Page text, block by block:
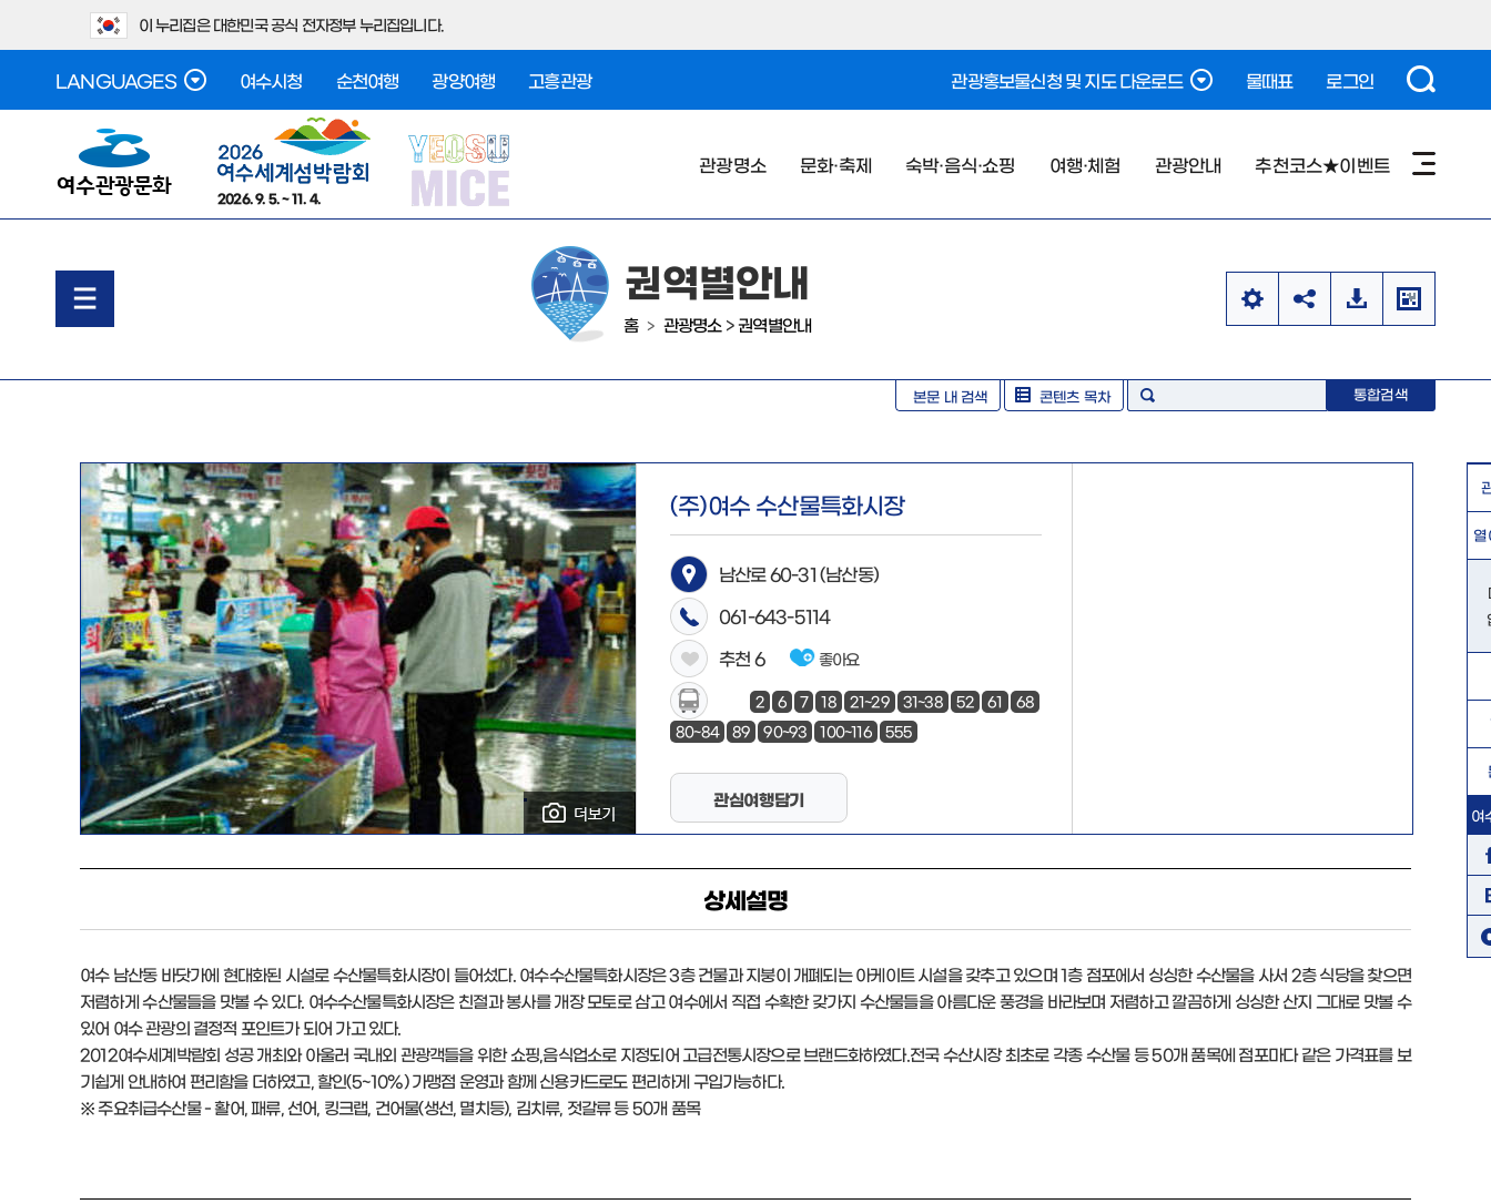
이 누리집은 대한민국 공식 전자정부 누리집입니다.
LANGUAGES 여수시청 순천여행 광양여행 고흥관광 관광홍보물신청 및 지도 다운로드 물때표 로그인
2026. 9. 5. ~ 11. 4.
관광명소 문화·축제 숙박·음식·쇼핑 여행·체험 관광안내 추천코스★이벤트
권역별안내
홈 > 관광명소 >권역별안내
본문 내 검색 콘텐츠 목차 통합검색
(주)여수 수산물특화시장
남산로 60-31 (남산동)
061-643-5114
추천 6 좋아요
2 6 7 18 21~29 31~38 52 61 68
80~84 89 90~93 100~116 555
관심여행담기
상세설명
여수 남산동 바닷가에 현대화된 시설로 수산물특화시장이 들어섰다. 여수수산물특화시장은 3층 건물과 지붕이 개폐되는 아케이트 시설을 갖추고 있으며 1층 점포에서 싱싱한 수산물을 사서 2층 식당을 찾으면
저렴하게 수산물들을 맛볼 수 있다. 여수수산물특화시장은 친절과 봉사를 개장 모토로 삼고 여수에서 직접 수확한 갖가지 수산물들을 아름다운 풍경을 바라보며 저렴하고 깔끔하게 싱싱한 산지 그대로 맛볼 수
있어 여수 관광의 결정적 포인트가 되어 가고 있다.
2012여수세계박람회 성공 개최와 아울러 국내외 관광객들을 위한 쇼핑,음식업소로 지정되어 고급전통시장으로 브랜드화하였다.전국 수산시장 최초로 각종 수산물 등 50개 품목에 점포마다 같은 가격표를 보
기쉽게 안내하여 편리함을 더하였고, 할인(5~10%) 가맹점 운영과 함께 신용카드로도 편리하게 구입가능하다.
※ 주요취급수산물 - 활어, 패류, 선어, 킹크랩, 건어물(생선, 멸치등), 김치류, 젓갈류 등 50개 품목
열
여